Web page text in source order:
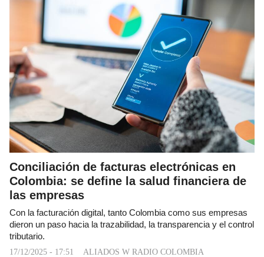
Conciliación de facturas electrónicas en
Colombia: se define la salud financiera de
las empresas
Con la facturación digital, tanto Colombia como sus empresas
dieron un paso hacia la trazabilidad, la transparencia y el control
tributario.
17/12/2025 - 17:51
ALIADOS W RADIO COLOMBIA